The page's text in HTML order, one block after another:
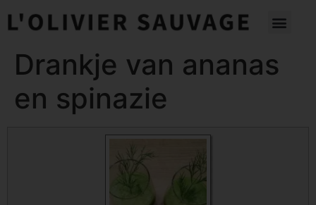
Drankje van ananas
en spinazie